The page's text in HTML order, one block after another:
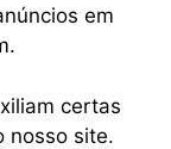
em
certas
nosso site.